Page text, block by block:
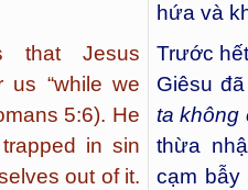
that Jesus
us “while we
5:6). He
in sin
out of it.
hứa và
Trước
Giêsu
ta không
thừa
cạm